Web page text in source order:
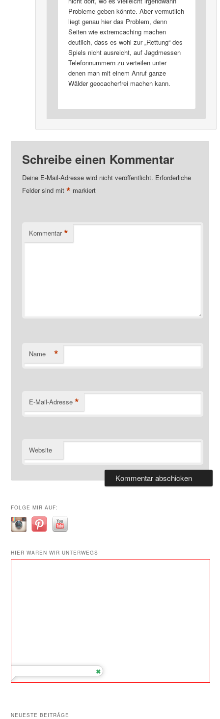
Probleme geben könnte. Aber vermutlich
liegt genau hier das Problem, denn
Seiten wie extremcaching machen
deutlich, dass es wohl zur „Rettung“ des
Spiels nicht ausreicht, auf Jagdmessen
Telefonnummern zu verteilen unter
denen man mit einem Anruf ganze
Wälder geocacherfrei machen kann.
Schreibe einen Kommentar
Deine E-Mail-Adresse wird nicht veröffentlicht. Erforderliche
Felder sind mit * markiert
Kommentar *
Name *
E-Mail-Adresse *
Website
FOLGE MIR AUF:
HIER WAREN WIR UNTERWEGS
NEUESTE BEITRÄGE